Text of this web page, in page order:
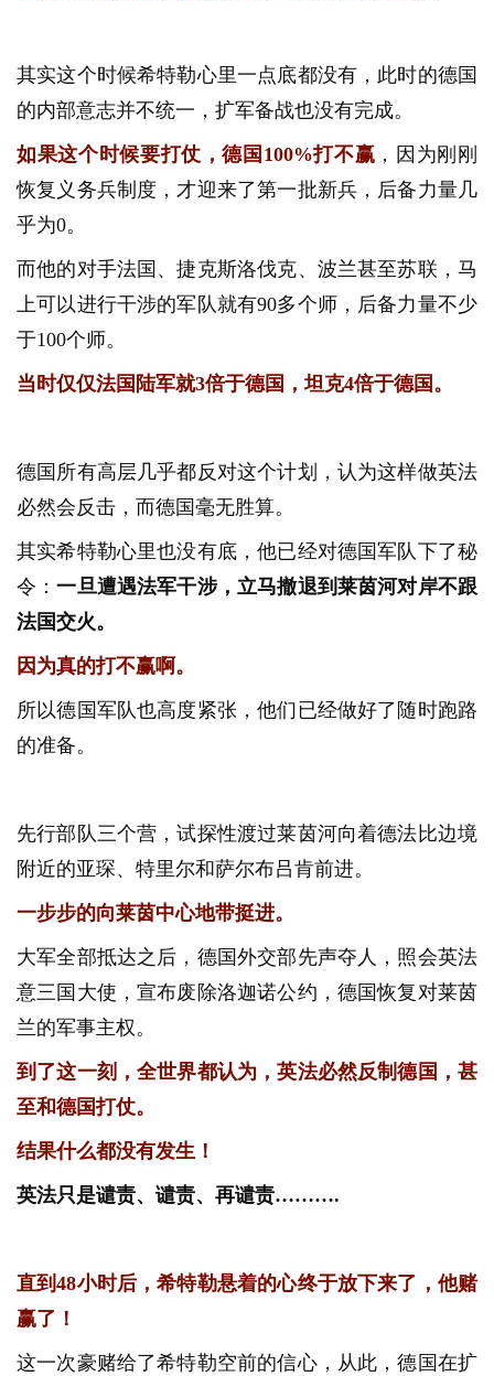
其实这个时候希特勒心里一点底都没有，此时的德国
的内部意志并不统一，扩军备战也没有完成。
如果这个时候要打仗，德国100%打不赢 ，因为刚刚
恢复义务兵制度，才迎来了第一批新兵，后备力量几
乎为0。
而他的对手法国、捷克斯洛伐克、波兰甚至苏联，马
上可以进行干涉的军队就有90多个师，后备力量不少
于100个师。
当时仅仅法国陆军就3倍于德国，坦克4倍于德国。
德国所有高层几乎都反对这个计划，认为这样做英法
必然会反击，而德国毫无胜算。
其实希特勒心里也没有底，他已经对德国军队下了秘
令：一旦遭遇法军干涉，立马撤退到莱茵河对岸不跟
法国交火。
因为真的打不赢啊。
所以德国军队也高度紧张，他们已经做好了随时跑路
的准备。
先行部队三个营，试探性渡过莱茵河向着德法比边境
附近的亚琛、特里尔和萨尔布吕肯前进。
一步步的向莱茵中心地带挺进。
大军全部抵达之后，德国外交部先声夺人，照会英法
意三国大使，宣布废除洛迦诺公约，德国恢复对莱茵
兰的军事主权。
到了这一刻，全世界都认为，英法必然反制德国，甚
至和德国打仗。
结果什么都没有发生！
英法只是谴责、谴责、再谴责……….
直到48小时后，希特勒悬着的心终于放下来了，他赌
赢了！
这一次豪赌给了希特勒空前的信心，从此，德国在扩